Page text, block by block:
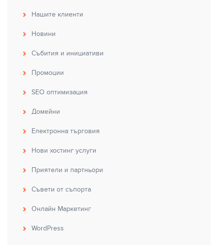
Нашите клиенти
Новини
Събития и инициативи
Промоции
SEO оптимизация
Домейни
Електронна търговия
Нови хостинг услуги
Приятели и партньори
Съвети от съпорта
Онлайн Маркетинг
WordPress